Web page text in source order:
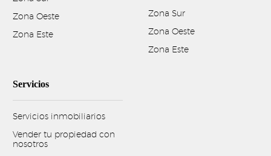
Zona Oeste
Zona Este
Zona Sur
Zona Oeste
Zona Este
Servicios
Servicios inmobiliarios
Vender tu propiedad con
nosotros